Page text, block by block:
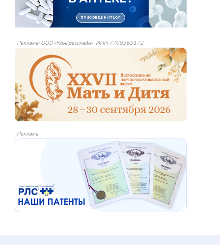
Реклама: ООО «Конгресслайн», ИНН 7708369172
Реклама